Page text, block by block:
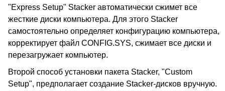
"Express Setup" Stacker автоматически сжимет все
жесткие диски компьютера. Для этого Stacker
самостоятельно определяет конфигурацию компьютера,
корректирует файл CONFIG.SYS, сжимает все диски и
перезагружает компьютер.
Второй способ установки пакета Stacker, "Custom
Setup", предполагает создание Stacker-дисков вручную.